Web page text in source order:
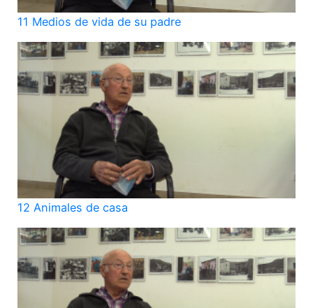
11 Medios de vida de su padre
12 Animales de casa